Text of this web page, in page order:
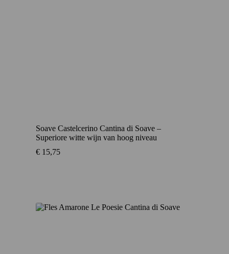
Soave Castelcerino Cantina di Soave –
Superiore witte wijn van hoog niveau
€ 15,75